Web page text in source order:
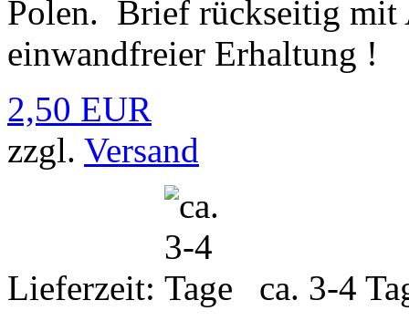
Polen. Brief rückseitig mit
einwandfreier Erhaltung !
2,50 EUR
zzgl. Versand
Lieferzeit: ca. 3-4